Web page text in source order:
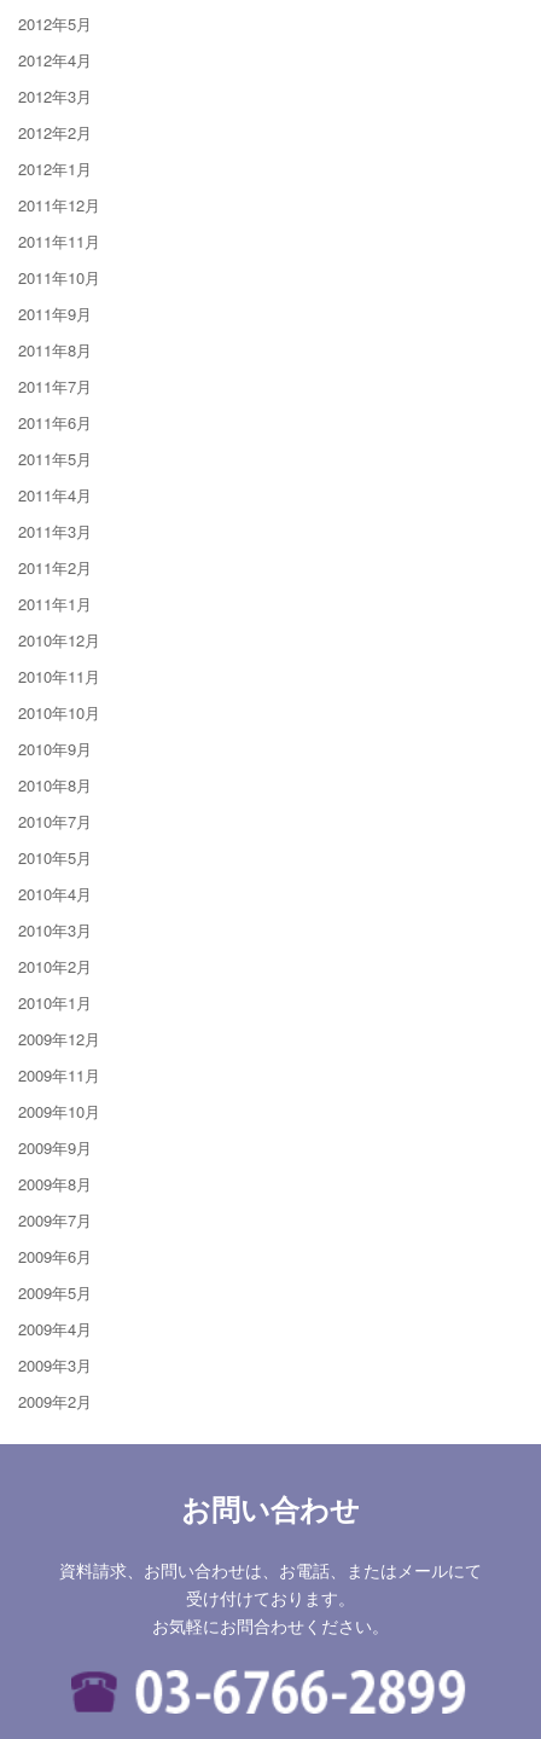
2012年5月
2012年4月
2012年3月
2012年2月
2012年1月
2011年12月
2011年11月
2011年10月
2011年9月
2011年8月
2011年7月
2011年6月
2011年5月
2011年4月
2011年3月
2011年2月
2011年1月
2010年12月
2010年11月
2010年10月
2010年9月
2010年8月
2010年7月
2010年5月
2010年4月
2010年3月
2010年2月
2010年1月
2009年12月
2009年11月
2009年10月
2009年9月
2009年8月
2009年7月
2009年6月
2009年5月
2009年4月
2009年3月
2009年2月
お問い合わせ
資料請求、お問い合わせは、お電話、またはメールにて
受け付けております。
お気軽にお問合わせください。